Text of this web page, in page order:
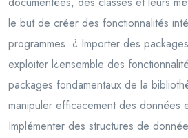
le but de créer des fonctionnalités
programmes. ¿ Importer des
exploiter l¿ensemble des
packages fondamentaux de la
manipuler efficacement des données
Implémenter des structures de